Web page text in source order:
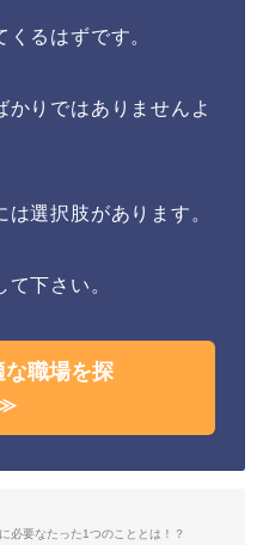
るはずです。
かりではありませんよ
選択肢があります。
下さい。
な職場を探
必要なたった1つのこととは！？